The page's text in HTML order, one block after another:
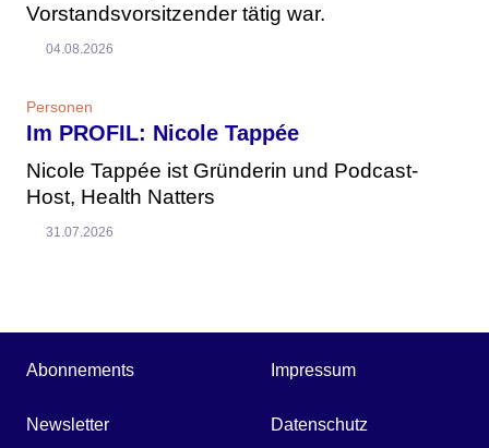
Vorstandsvorsitzender tätig war.
04.08.2026
Personen
Im PROFIL: Nicole Tappée
Nicole Tappée ist Gründerin und Podcast-
Host, Health Natters
31.07.2026
Abonnements
Newsletter
Impressum
Datenschutz